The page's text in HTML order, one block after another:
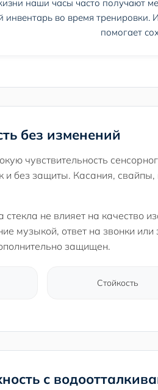
наши часы часто получают
инвентарь во время тренировки.
помогает
без изменений
чувствительность
и без защиты. Касания,
стекла не влияет на качество
музыкой, ответ на звонки
защищен.
Стойкость
с